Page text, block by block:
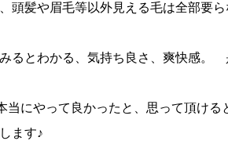
頭髪や眉毛等以外見える毛は全部要
るとわかる、気持ち良さ、爽快感。
当にやって良かったと、思って頂け
ます♪